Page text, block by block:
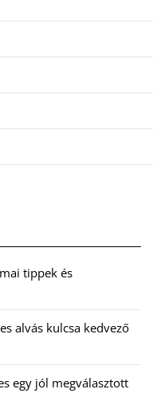
tippek és
alvás kulcsa kedvező
egy jól megválasztott